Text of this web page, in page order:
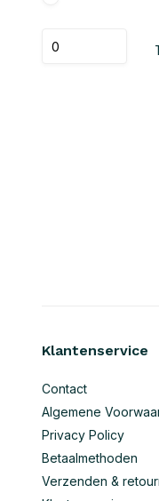
Klantenservice
Contact
Algemene
Privacy Policy
Betaalmethoden
Verzenden &